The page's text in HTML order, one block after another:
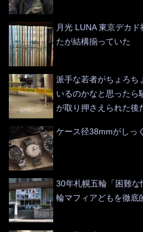
月光 LUNA 東京デカ
たが結構揃っていた
派手な若者がちょろち
いるのかなと思ったら
が取り押さえられた後
ケース径38mmがしっ
30年札幌五輪「困難
輪マフィアどもを徹底